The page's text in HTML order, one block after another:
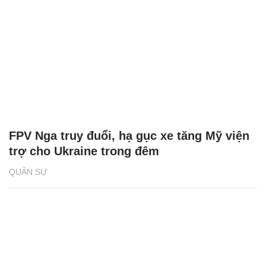
QUÂN SỰ
FPV Nga truy đuổi, hạ gục xe tăng Mỹ viện
trợ cho Ukraine trong đêm